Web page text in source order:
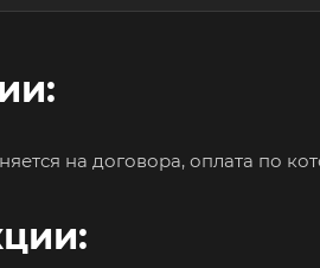
на договора, оплата по